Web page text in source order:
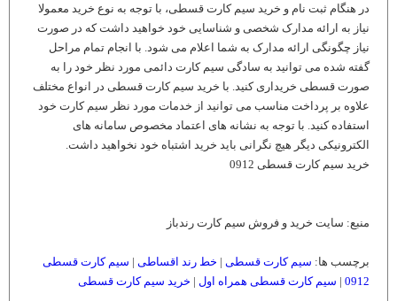
در هنگام ثبت نام و خرید سیم کارت قسطی، با توجه به نوع خرید معمولا
نیاز به ارائه مدارک شخصی و شناسایی خود خواهید داشت که در صورت
نیاز چگونگی ارائه مدارک به شما اعلام می شود. با انجام تمام مراحل
گفته شده می توانید به سادگی سیم کارت دائمی مورد نظر خود را به
صورت قسطی خریداری کنید. با خرید سیم کارت قسطی در انواع مختلف
علاوه بر پرداخت مناسب می توانید از خدمات مورد نظر سیم کارت خود
استفاده کنید. با توجه به نشانه های اعتماد مخصوص سامانه های
الکترونیکی دیگر هیچ نگرانی باید خرید اشتباه خود نخواهید داشت.
خرید سیم کارت قسطی 0912
منبع: سایت خرید و فروش سیم کارت رندباز
برچسب ها: سیم کارت قسطی | خط رند اقساطی | سیم کارت قسطی
0912
| سیم کارت قسطی همراه اول | خرید سیم کارت قسطی